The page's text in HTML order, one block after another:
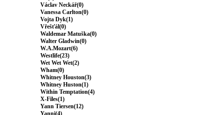
Václav Neckář(0)
Vanessa Carlton(0)
Vojta Dyk(1)
Vřešťál(0)
Waldemar Matuška(0)
Walter Gladwin(0)
W.A.Mozart(6)
Westlife(23)
Wet Wet Wet(2)
Wham(0)
Whitney Houston(3)
Whitney Huston(1)
Within Temptation(4)
X-Files(1)
Yann Tiersen(12)
Yanni(4)